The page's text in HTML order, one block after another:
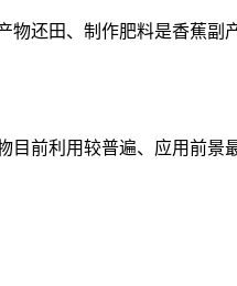
物还田、制作肥料是香蕉
目前利用较普遍、应用前